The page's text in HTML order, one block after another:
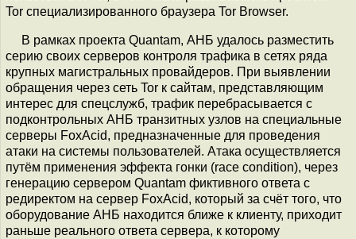
Tor специализированного браузера Tor Browser.
В рамках проекта Quantam, АНБ удалось разместить
серию своих серверов контроля трафика в сетях ряда
крупных магистральных провайдеров. При выявлении
обращения через сеть Tor к сайтам, представляющим
интерес для спецслужб, трафик перебрасывается с
подконтрольных АНБ транзитных узлов на специальные
серверы FoxAcid, предназначенные для проведения
атаки на системы пользователей. Атака осуществляется
путём применения эффекта гонки (race condition), через
генерацию сервером Quantam фиктивного ответа с
редиректом на сервер FoxAcid, который за счёт того, что
оборудование АНБ находится ближе к клиенту, приходит
раньше реального ответа сервера, к которому